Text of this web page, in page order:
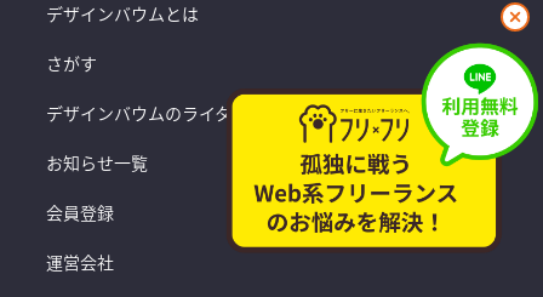
閉
じ
る
デザインバウムとは
さがす
デザインバウムのライターたち
お知らせ一覧
会員登録
運営会社